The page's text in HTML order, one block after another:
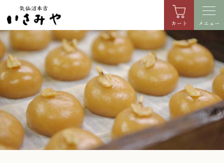
カート メニュー